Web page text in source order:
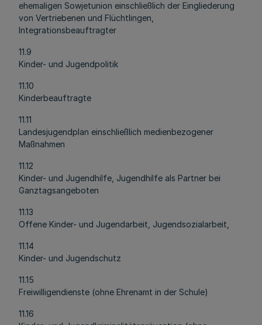
ehemaligen Sowjetunion einschließlich der Eingliederung
von Vertriebenen und Flüchtlingen,
Integrationsbeauftragter
11.9
Kinder- und Jugendpolitik
11.10
Kinderbeauftragte
11.11
Landesjugendplan einschließlich medienbezogener
Maßnahmen
11.12
Kinder- und Jugendhilfe, Jugendhilfe als Partner bei
Ganztagsangeboten
11.13
Offene Kinder- und Jugendarbeit, Jugendsozialarbeit,
11.14
Kinder- und Jugendschutz
11.15
Freiwilligendienste (ohne Ehrenamt in der Schule)
11.16